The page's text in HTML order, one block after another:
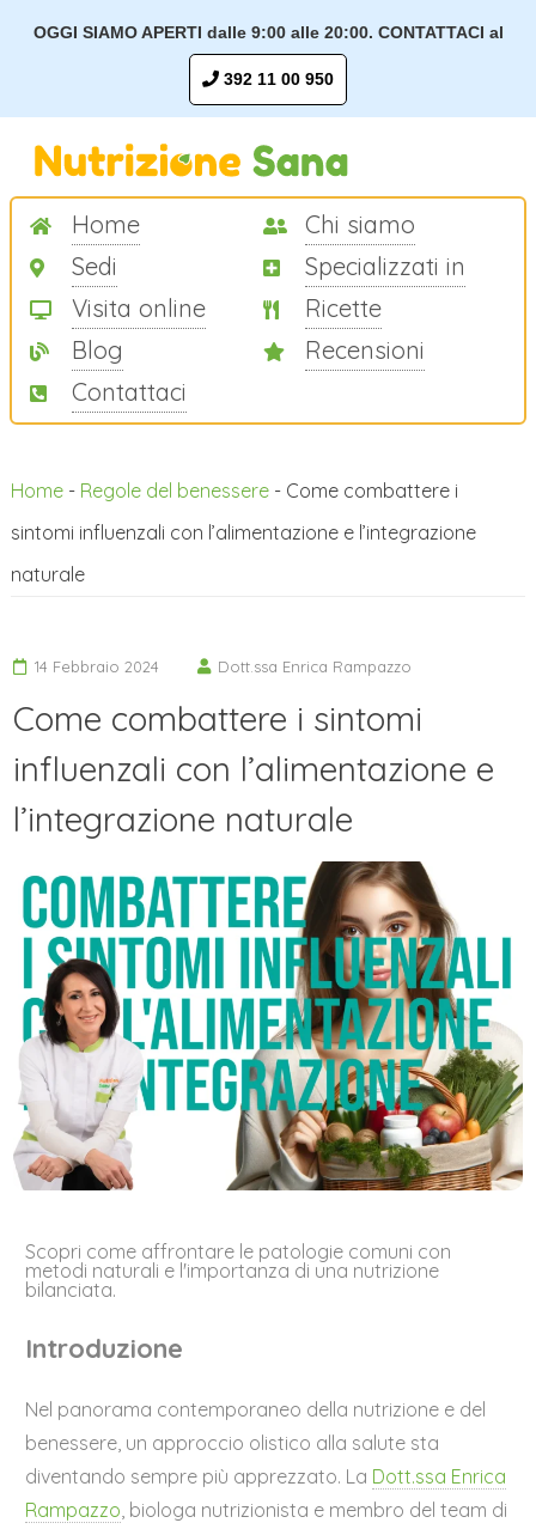
OGGI SIAMO APERTI dalle 9:00 alle 20:00. CONTATTACI al
392 11 00 950
Home
Chi siamo
Sedi
Specializzati in
Visita online
Ricette
Blog
Recensioni
Contattaci
Home- Regole del benessere- Come combattere i
sintomi influenzali con l’alimentazione e l’integrazione
naturale
14 Febbraio 2024 Dott.ssa Enrica Rampazzo
Come combattere i sintomi
influenzali con l’alimentazione e
l’integrazione naturale
Scopri come affrontare le patologie comuni con
metodi naturali e l'importanza di una nutrizione
bilanciata.
Introduzione
Nel panorama contemporaneo della nutrizione e del
benessere, un approccio olistico alla salute sta
diventando sempre più apprezzato. La Dott.ssa Enrica
Rampazzo , biologa nutrizionista e membro del team di